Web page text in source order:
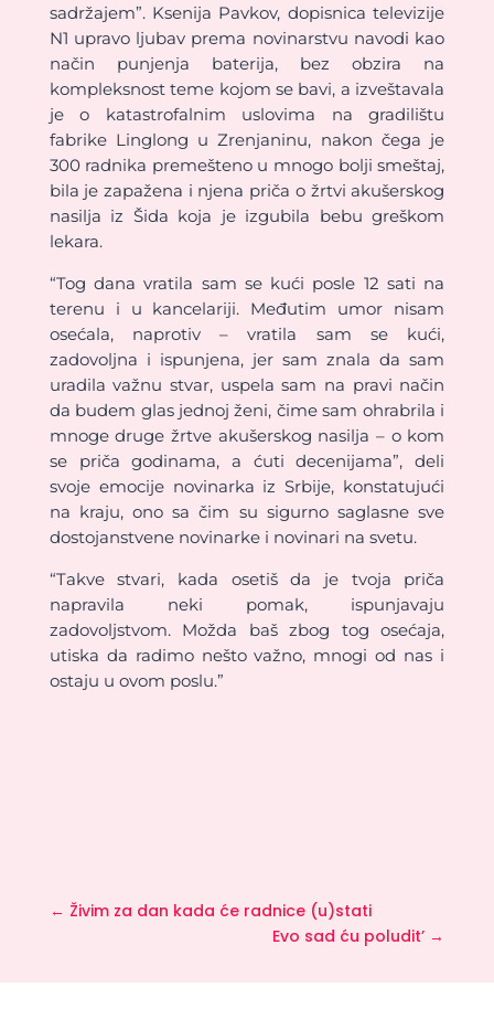
sadržajem”. Ksenija Pavkov, dopisnica televizije
N1 upravo ljubav prema novinarstvu navodi kao
način punjenja baterija, bez obzira na
kompleksnost teme kojom se bavi, a izveštavala
je o katastrofalnim uslovima na gradilištu
fabrike Linglong u Zrenjaninu, nakon čega je
300 radnika premešteno u mnogo bolji smeštaj,
bila je zapažena i njena priča o žrtvi akušerskog
nasilja iz Šida koja je izgubila bebu greškom
lekara.
“Tog dana vratila sam se kući posle 12 sati na
terenu i u kancelariji. Međutim umor nisam
osećala, naprotiv – vratila sam se kući,
zadovoljna i ispunjena, jer sam znala da sam
uradila važnu stvar, uspela sam na pravi način
da budem glas jednoj ženi, čime sam ohrabrila i
mnoge druge žrtve akušerskog nasilja – o kom
se priča godinama, a ćuti decenijama”, deli
svoje emocije novinarka iz Srbije, konstatujući
na kraju, ono sa čim su sigurno saglasne sve
dostojanstvene novinarke i novinari na svetu.
“Takve stvari, kada osetiš da je tvoja priča
napravila neki pomak, ispunjavaju
zadovoljstvom. Možda baš zbog tog osećaja,
utiska da radimo nešto važno, mnogi od nas i
ostaju u ovom poslu.”
← Živim za dan kada će radnice (u)stati
Evo sad ću poludit’ →